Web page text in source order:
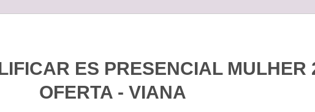
ES PRESENCIAL MULHER
OFERTA - VIANA